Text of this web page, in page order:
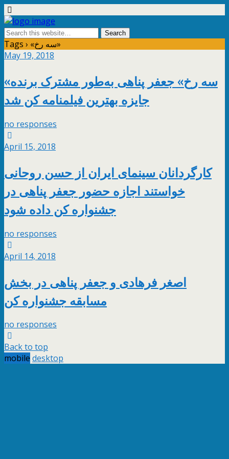
Tags › «سه رخ»
May 19, 2018
«سه رخ» جعفر پناهی به‌طور مشترک برنده
جایزه بهترین فیلمنامه کن شد
no responses
April 15, 2018
کارگردانان سینمای ایران از حسن روحانی
خواستند اجازه حضور جعفر پناهی در
جشنواره کن داده شود
no responses
April 14, 2018
اصغر فرهادی و جعفر پناهی در بخش
مسابقه جشنواره کن
no responses
Back to top
mobile desktop